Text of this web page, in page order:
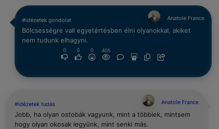
#idézetek gondolat Anatole France
Bölcsességre vall egyetértésben élni olyanokkal, akiket
nem tudunk elhagyni.
0 0 0 405
#idézetek tudás Anatole France
Jobb, ha olyan ostobák vagyunk, mint a többiek, mintsem
hogy olyan okosak legyünk, mint senki más.